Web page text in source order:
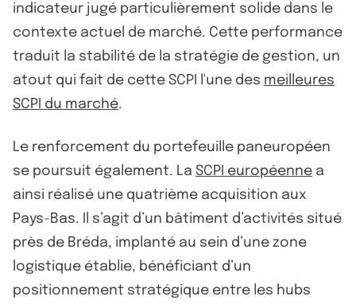
indicateur jugé particulièrement solide dans le
contexte actuel de marché. Cette performance
traduit la stabilité de la stratégie de gestion, un
atout qui fait de cette SCPI l'une des meilleures
SCPI du marché.
Le renforcement du portefeuille paneuropéen
se poursuit également. La SCPI européenne a
ainsi réalisé une quatrième acquisition aux
Pays-Bas. Il s’agit d’un bâtiment d’activités situé
près de Bréda, implanté au sein d’une zone
logistique établie, bénéficiant d’un
positionnement stratégique entre les hubs